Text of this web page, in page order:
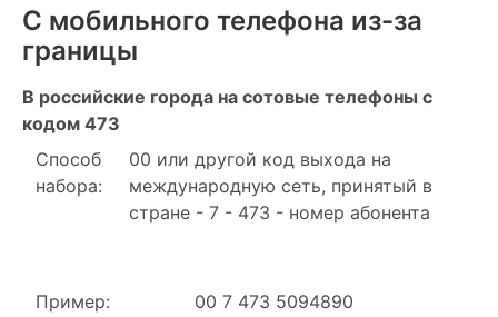
С мобильного телефона из-за
границы
В российские города на сотовые телефоны с
кодом 473
Способ
набора:
00 или другой код выхода на
международную сеть, принятый в
стране - 7 - 473 - номер абонента
Пример: 00 7 473 5094890